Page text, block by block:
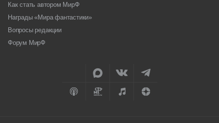
Как стать автором МирФ
Награды «Мира фантастики»
Вопросы редакции
Форум МирФ